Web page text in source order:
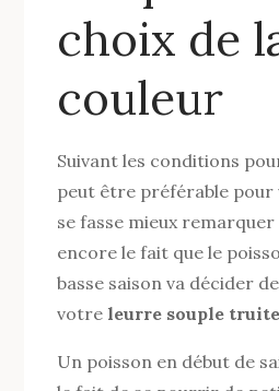
choix de
couleur
Suivant les conditions
peut être préférable pour
se fasse mieux
encore le fait que le
basse saison va décider
votre leurre souple
Un poisson en début de